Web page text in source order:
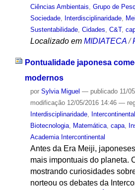
Ciências Ambientais, Grupo de
Sociedade, Interdisciplinaridade,
Sustentabilidade, Cidades, C&T,
Localizado em MIDIATECA /
Pontualidade japonesa
modernos
por Sylvia Miguel — publicado11/
modificação12/05/2016 14:46 —
Interdisciplinaridade,
Biotecnologia, Matemática, capa,
Academia Intercontinental
Antes da Era Meiji,
mais impontuais do planeta.
mostrando curiosidades
norteou os debates da